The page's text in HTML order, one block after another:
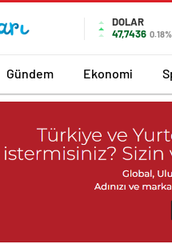
DOLAR
47,7436 0.18%
Gündem Ekonomi